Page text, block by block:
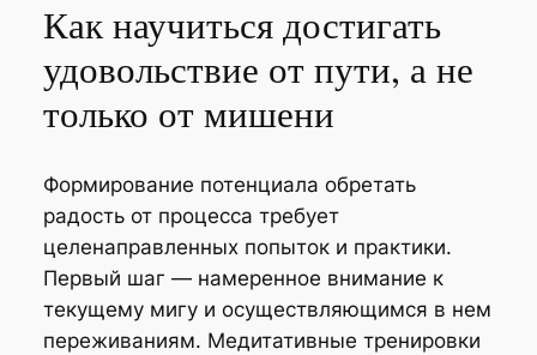
Как научиться достигать
удовольствие от пути, а не
только от мишени
Формирование потенциала обретать
радость от процесса требует
целенаправленных попыток и практики.
Первый шаг — намеренное внимание к
текущему мигу и осуществляющимся в нем
переживаниям. Медитативные тренировки